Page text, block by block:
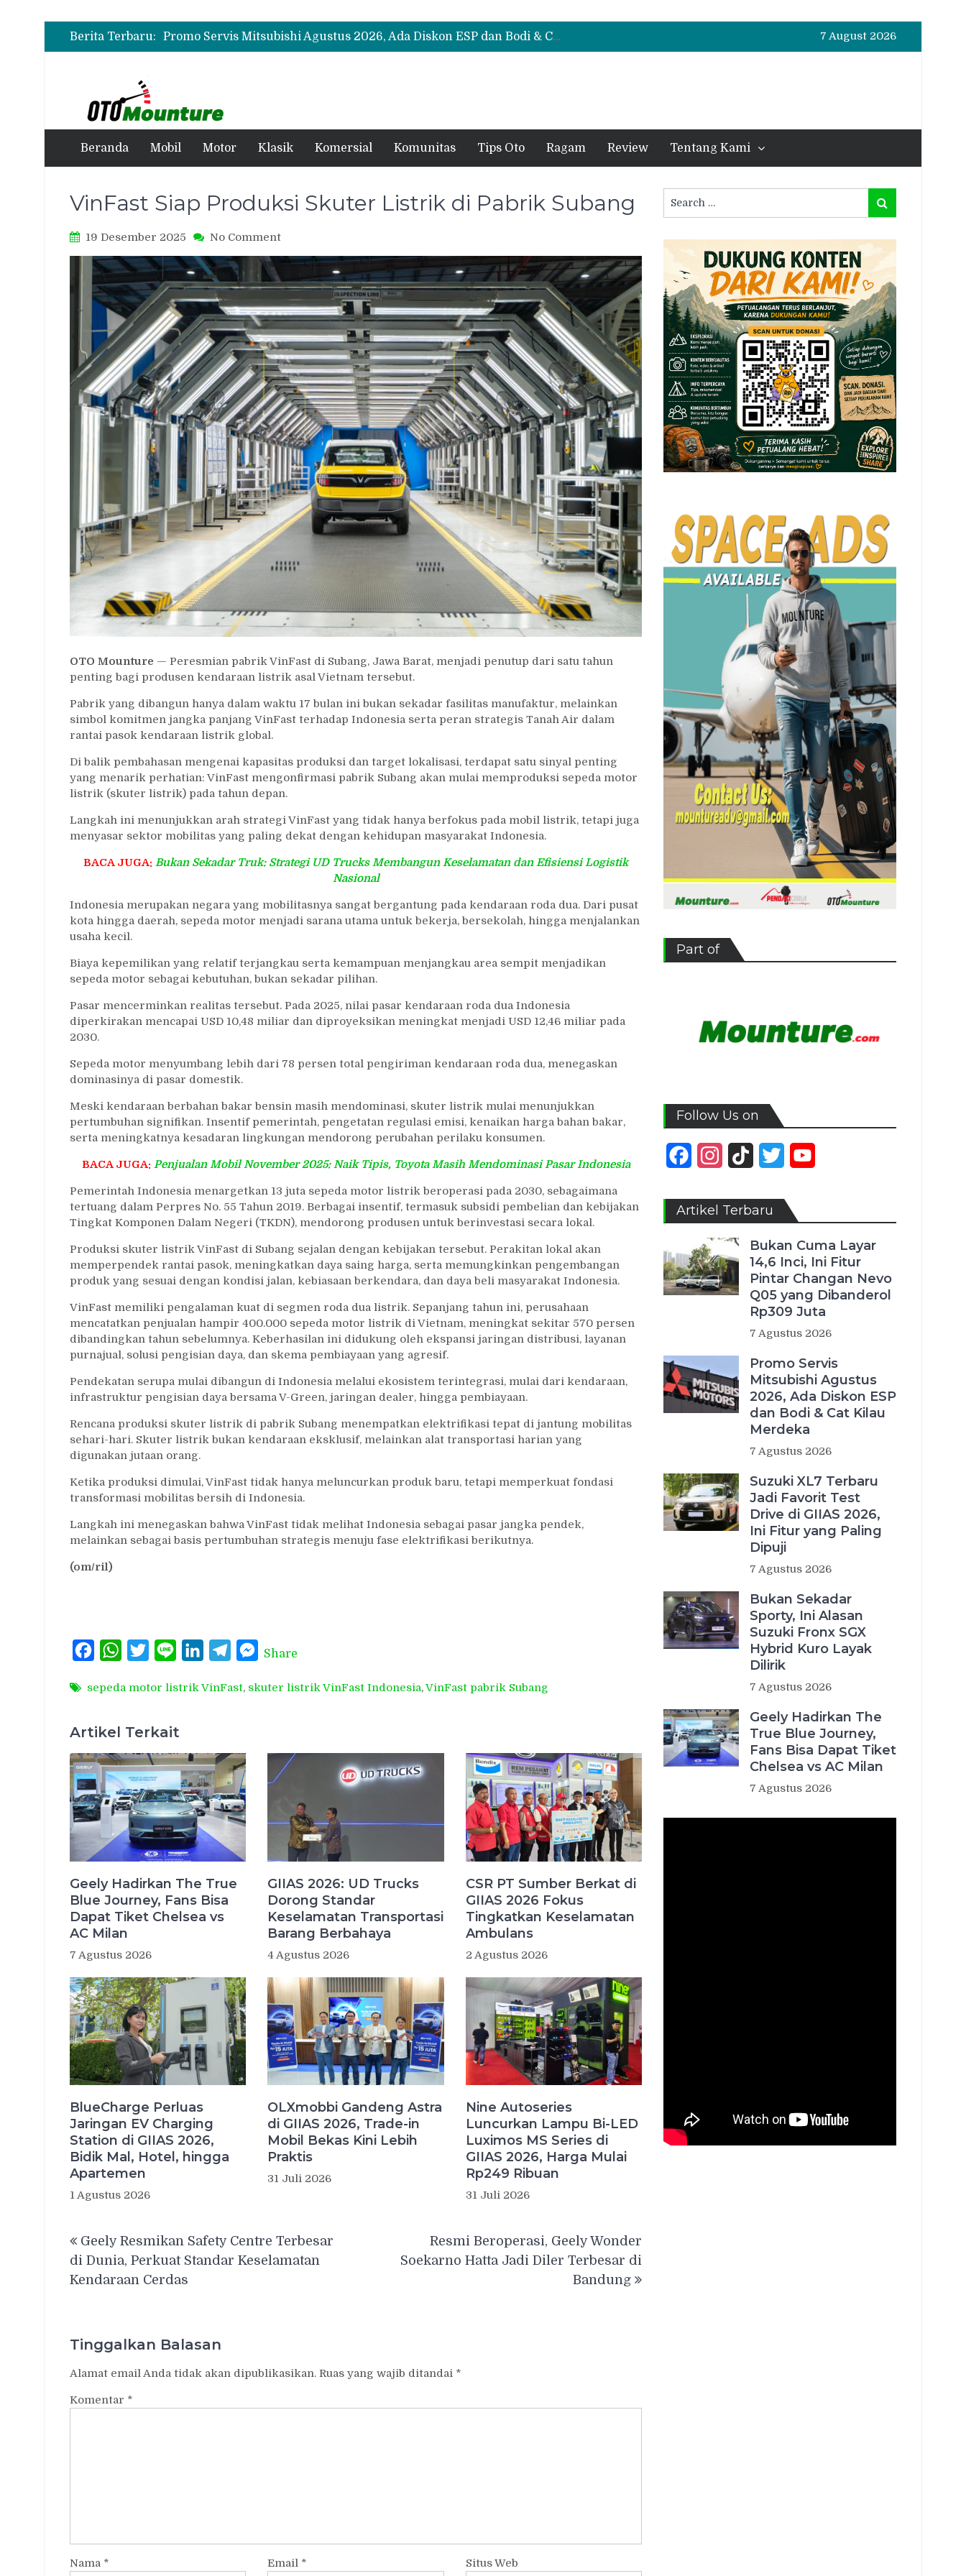
Berita Terbaru:
Bukan Cuma Layar 14,6 Inci, Ini Fitur Pintar Changan Nevo Q05 yang Dibanderol Rp309 Juta
Promo Servis Mitsubishi Agustus 2026, Ada Diskon ESP dan Bodi & Cat Kilau Merdeka
Suzuki XL7 Terbaru Jadi Favorit Test Drive di GIIAS 2026, Ini Fitur yang Paling Dipuji
7 August 2026
Beranda Mobil Motor Klasik Komersial Komunitas Tips Oto Ragam Review Tentang Kami
VinFast Siap Produksi Skuter Listrik di Pabrik Subang
19 Desember 2025 No Commenton
Siap
Produksi
Skuter
Listrik
di
Pabrik
Subang
OTO Mounture — Peresmian pabrik VinFast di Subang, Jawa Barat, menjadi penutup dari satu tahun
penting bagi produsen kendaraan listrik asal Vietnam tersebut.
Pabrik yang dibangun hanya dalam waktu 17 bulan ini bukan sekadar fasilitas manufaktur, melainkan
simbol komitmen jangka panjang VinFast terhadap Indonesia serta peran strategis Tanah Air dalam
rantai pasok kendaraan listrik global.
Di balik pembahasan mengenai kapasitas produksi dan target lokalisasi, terdapat satu sinyal penting
yang menarik perhatian: VinFast mengonfirmasi pabrik Subang akan mulai memproduksi sepeda motor
listrik (skuter listrik) pada tahun depan.
Langkah ini menunjukkan arah strategi VinFast yang tidak hanya berfokus pada mobil listrik, tetapi juga
menyasar sektor mobilitas yang paling dekat dengan kehidupan masyarakat Indonesia.
BACA JUGA: Bukan Sekadar Truk: Strategi UD Trucks Membangun Keselamatan dan Efisiensi Logistik
Nasional
Indonesia merupakan negara yang mobilitasnya sangat bergantung pada kendaraan roda dua. Dari pusat
kota hingga daerah, sepeda motor menjadi sarana utama untuk bekerja, bersekolah, hingga menjalankan
usaha kecil.
Biaya kepemilikan yang relatif terjangkau serta kemampuan menjangkau area sempit menjadikan
sepeda motor sebagai kebutuhan, bukan sekadar pilihan.
Pasar mencerminkan realitas tersebut. Pada 2025, nilai pasar kendaraan roda dua Indonesia
diperkirakan mencapai USD 10,48 miliar dan diproyeksikan meningkat menjadi USD 12,46 miliar pada
2030.
Sepeda motor menyumbang lebih dari 78 persen total pengiriman kendaraan roda dua, menegaskan
dominasinya di pasar domestik.
Meski kendaraan berbahan bakar bensin masih mendominasi, skuter listrik mulai menunjukkan
pertumbuhan signifikan. Insentif pemerintah, pengetatan regulasi emisi, kenaikan harga bahan bakar,
serta meningkatnya kesadaran lingkungan mendorong perubahan perilaku konsumen.
BACA JUGA: Penjualan Mobil November 2025: Naik Tipis, Toyota Masih Mendominasi Pasar Indonesia
Pemerintah Indonesia menargetkan 13 juta sepeda motor listrik beroperasi pada 2030, sebagaimana
tertuang dalam Perpres No. 55 Tahun 2019. Berbagai insentif, termasuk subsidi pembelian dan kebijakan
Tingkat Komponen Dalam Negeri (TKDN), mendorong produsen untuk berinvestasi secara lokal.
Produksi skuter listrik VinFast di Subang sejalan dengan kebijakan tersebut. Perakitan lokal akan
memperpendek rantai pasok, meningkatkan daya saing harga, serta memungkinkan pengembangan
produk yang sesuai dengan kondisi jalan, kebiasaan berkendara, dan daya beli masyarakat Indonesia.
VinFast memiliki pengalaman kuat di segmen roda dua listrik. Sepanjang tahun ini, perusahaan
mencatatkan penjualan hampir 400.000 sepeda motor listrik di Vietnam, meningkat sekitar 570 persen
dibandingkan tahun sebelumnya. Keberhasilan ini didukung oleh ekspansi jaringan distribusi, layanan
purnajual, solusi pengisian daya, dan skema pembiayaan yang agresif.
Pendekatan serupa mulai dibangun di Indonesia melalui ekosistem terintegrasi, mulai dari kendaraan,
infrastruktur pengisian daya bersama V-Green, jaringan dealer, hingga pembiayaan.
Rencana produksi skuter listrik di pabrik Subang menempatkan elektrifikasi tepat di jantung mobilitas
sehari-hari. Skuter listrik bukan kendaraan eksklusif, melainkan alat transportasi harian yang
digunakan jutaan orang.
Ketika produksi dimulai, VinFast tidak hanya meluncurkan produk baru, tetapi memperkuat fondasi
transformasi mobilitas bersih di Indonesia.
Langkah ini menegaskan bahwa VinFast tidak melihat Indonesia sebagai pasar jangka pendek,
melainkan sebagai basis pertumbuhan strategis menuju fase elektrifikasi berikutnya.
(om/ril)
FacebookWhatsAppTwitterLine LinkedInTelegramMessenger
Share
sepeda motor listrik VinFast, skuter listrik VinFast Indonesia,VinFast pabrik Subang
Artikel Terkait
Geely Hadirkan The True
Blue Journey, Fans Bisa
Dapat Tiket Chelsea vs
AC Milan
7 Agustus 2026
GIIAS 2026: UD Trucks
Dorong Standar
Keselamatan Transportasi
Barang Berbahaya
4 Agustus 2026
CSR PT Sumber Berkat di
GIIAS 2026 Fokus
Tingkatkan Keselamatan
Ambulans
2 Agustus 2026
BlueCharge Perluas
Jaringan EV Charging
Station di GIIAS 2026,
Bidik Mal, Hotel, hingga
Apartemen
1 Agustus 2026
OLXmobbi Gandeng Astra
di GIIAS 2026, Trade-in
Mobil Bekas Kini Lebih
Praktis
31 Juli 2026
Nine Autoseries
Luncurkan Lampu Bi-LED
Luximos MS Series di
GIIAS 2026, Harga Mulai
Rp249 Ribuan
31 Juli 2026
pos
Geely Resmikan Safety Centre Terbesar
di Dunia, Perkuat Standar Keselamatan
Kendaraan Cerdas
Resmi Beroperasi, Geely Wonder
Soekarno Hatta Jadi Diler Terbesar di
Bandung
Tinggalkan Balasan
Alamat email Anda tidak akan dipublikasikan. Ruas yang wajib ditandai *
Komentar *
Nama * Email * Situs Web
for:
Search
Part of
Follow Us on
FacebookInstagram
TikTok Twitter
Artikel Terbaru
Bukan Cuma Layar
14,6 Inci, Ini Fitur
Pintar Changan Nevo
Q05 yang Dibanderol
Rp309 Juta
7 Agustus 2026
Promo Servis
Mitsubishi Agustus
2026, Ada Diskon ESP
dan Bodi & Cat Kilau
Merdeka
7 Agustus 2026
Suzuki XL7 Terbaru
Jadi Favorit Test
Drive di GIIAS 2026,
Ini Fitur yang Paling
Dipuji
7 Agustus 2026
Bukan Sekadar
Sporty, Ini Alasan
Suzuki Fronx SGX
Hybrid Kuro Layak
Dilirik
7 Agustus 2026
Geely Hadirkan The
True Blue Journey,
Fans Bisa Dapat Tiket
Chelsea vs AC Milan
7 Agustus 2026